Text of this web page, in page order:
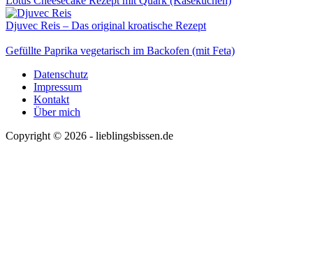
Djuvec Reis – Das original kroatische Rezept
Gefüllte Paprika vegetarisch im Backofen (mit Feta)
Datenschutz
Impressum
Kontakt
Über mich
Copyright © 2026 - lieblingsbissen.de